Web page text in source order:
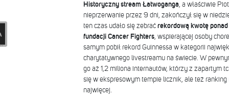
Historyczny stream Łatwoganga, a właściwie
nieprzerwanie przez 9 dni, zakończył się w
ten czas udało się zebrać rekordową kwotę
fundacji Cancer Fighters, wspierającej osoby
samym pobił rekord Guinnessa w kategorii
charytatywnego livestreamu na świecie. W
go aż 1,2 miliona internautów, którzy z zapartym
się w ekspresowym tempie licznik, ale też
najwięcej.